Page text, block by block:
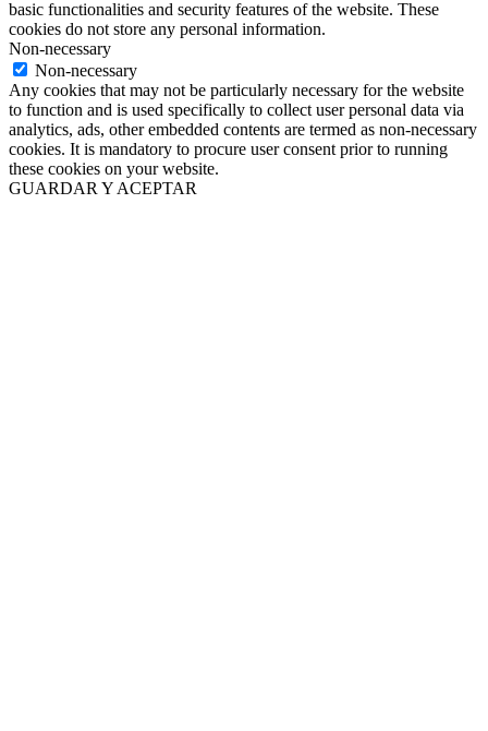
basic functionalities and security features of the website. These
cookies do not store any personal information.
Non-necessary
Non-necessary
Any cookies that may not be particularly necessary for the website
to function and is used specifically to collect user personal data via
analytics, ads, other embedded contents are termed as non-necessary
cookies. It is mandatory to procure user consent prior to running
these cookies on your website.
GUARDAR Y ACEPTAR